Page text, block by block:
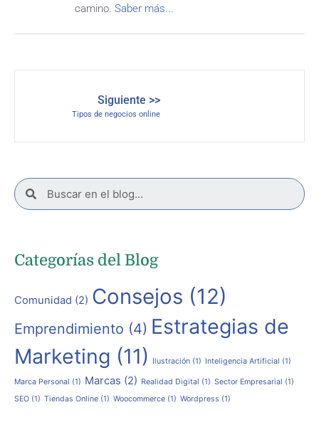
camino. Saber más...
Siguiente >>
Tipos de negocios online
Categorías del Blog
Comunidad (2) Consejos (12)
Emprendimiento (4) Estrategias de
Marketing (11) Ilustración (1) Inteligencia Artificial (1)
Marca Personal (1) Marcas (2) Realidad Digital (1) Sector Empresarial (1)
SEO (1) Tiendas Online (1) Woocommerce (1) Wordpress (1)